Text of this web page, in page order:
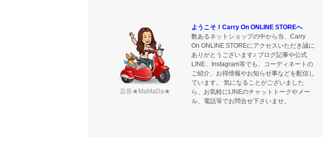
店長★MaMaDa★
ようこそ！Carry On ONLINE STOREへ
数あるネットショップの中から当、Carry
On ONLINE STOREにアクセスいただき誠に
ありがとうございます♪ ブログ記事や公式
LINE、Instagram等でも、コーディネートの
ご紹介、お得情報やお知らせ事などを配信し
ています。 気になることがございました
ら、お気軽にLINEのチャットトークやメー
ル、電話等でお問合せ下さいませ。